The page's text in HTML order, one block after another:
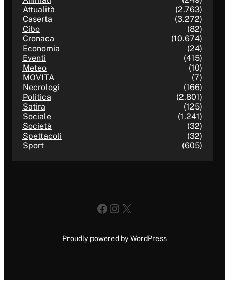
Attualità
(2.763)
Caserta
(3.272)
Cibo
(82)
Cronaca
(10.674)
Economia
(24)
Eventi
(415)
Meteo
(10)
MOVITA
(7)
Necrologi
(166)
Politica
(2.801)
Satira
(125)
Sociale
(1.241)
Società
(32)
Spettacoli
(32)
Sport
(605)
Facebook
Instagram
X
Proudly powered by WordPress